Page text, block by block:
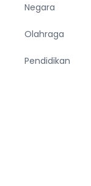
Negara
Olahraga
Pendidikan